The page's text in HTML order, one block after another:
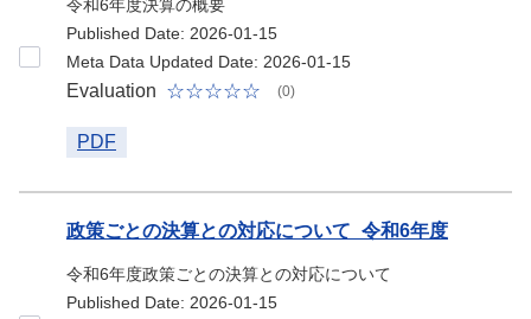
令和6年度決算の概要
Published Date: 2026-01-15
Meta Data Updated Date: 2026-01-15
Evaluation (0)
PDF
政策ごとの決算との対応について_令和6年度
令和6年度政策ごとの決算との対応について
Published Date: 2026-01-15